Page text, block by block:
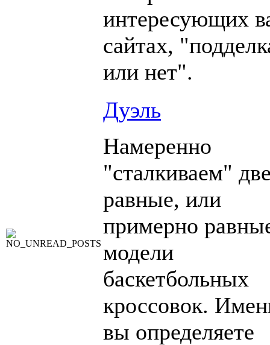
интересующих
сайтах,
или нет".
Дуэль
Намеренно
"сталкиваем"
равные, или
примерно
модели
баскетбольных
кроссовок.
вы определяете